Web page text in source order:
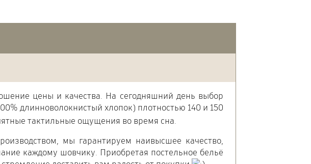
цены и качества. На сегодняшний день выбор
длинноволокнистый хлопок) плотностью 140 и 150
тактильные ощущения во время сна.
мы гарантируем наивысшее качество,
каждому шовчику. Приобретая постельное бельё